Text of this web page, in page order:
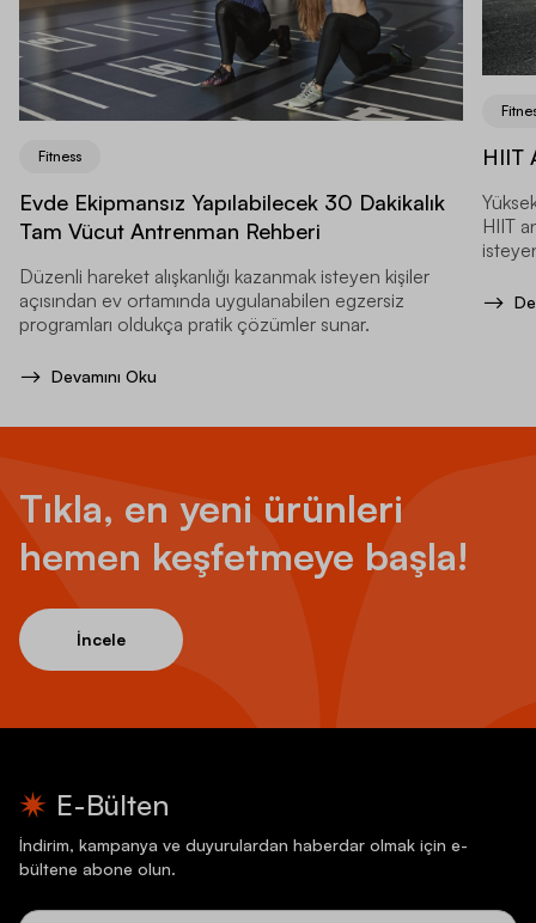
Fitness
Evde Ekipmansız Yapılabilecek 30 Dakikalık
Tam Vücut Antrenman Rehberi
Düzenli hareket alışkanlığı kazanmak isteyen kişiler
açısından ev ortamında uygulanabilen egzersiz
programları oldukça pratik çözümler sunar.
Devamını Oku
HIIT
HIIT
Tıkla, en yeni ürünleri
hemen keşfetmeye başla!
İncele
E-Bülten
İndirim, kampanya ve duyurulardan haberdar olmak için e-
bültene abone olun.